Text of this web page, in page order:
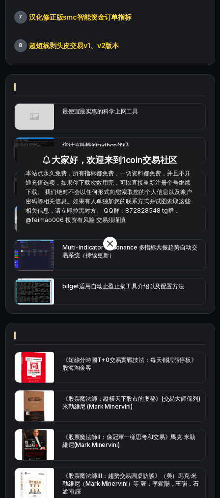
7 汉化修正版smc智能资金订单指标
8 超短线剥头皮交易v1、v2版本
最便宜最实惠的科学上网工具
统计涨跌幅的python代码
okx的短线量化的免费版本
bybit安卓端
Multi-indicator Resonance 多指标共振趋势自动交
易系统（持续更新）
bitget适用自动止盈止损工具介绍以及配置方法
《短線分時圖T+0交易實戰技法：每天都抓漲停板》
股海淘金客
《股票魔法師：縱橫天下股市的奧秘》(交易大師係列)
米勒維尼 (Mark Minervini)
《股票魔法師Ⅱ：像冠軍一樣思考和交易》馬克·米勒
維尼(Mark Minervini)
《股票魔法師Ⅲ：趨勢交易圓桌訪談》（美）馬克·米
勒維尼（Mark Minervini）等 著；李鬆陽，王韻，石
孟南 譯
大家好，欢迎来到1coin交易社区
本站点永久免费，所有指标都免费，一切资料都免费，并且不开
通充值选项，如果你下载次数用完，可以直接重新注册个号继续
下载。 我们绝对不会以任何形式向您索取您的个人信息以及账户
密码等相关信息。如果有人单独加您的联系方式并试图索取这些
相关信息，请立即拉黑对方。 QQ群：872828548 tg群：
@feimao006 投资有风险 交易须谨慎